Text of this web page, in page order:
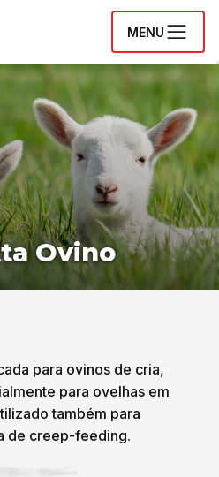
MENU
Ovino
para ovinos de cria,
para ovelhas em
também para
de creep-feeding.